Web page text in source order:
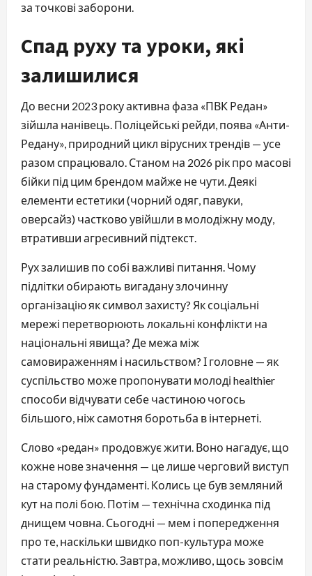
за точкові заборони.
Спад руху та уроки, які
залишилися
До весни 2023 року активна фаза «ПВК Редан»
зійшла нанівець. Поліцейські рейди, поява «Анти-
Редану», природний цикл вірусних трендів — усе
разом спрацювало. Станом на 2026 рік про масові
бійки під цим брендом майже не чути. Деякі
елементи естетики (чорний одяг, павуки,
оверсайз) частково увійшли в молодіжну моду,
втративши агресивний підтекст.
Рух залишив по собі важливі питання. Чому
підлітки обирають вигадану злочинну
організацію як символ захисту? Як соціальні
мережі перетворюють локальні конфлікти на
національні явища? Де межа між
самовираженням і насильством? І головне — як
суспільство може пропонувати молоді healthier
способи відчувати себе частиною чогось
більшого, ніж самотня боротьба в інтернеті.
Слово «редан» продовжує жити. Воно нагадує, що
кожне нове значення — це лише черговий виступ
на старому фундаменті. Колись це був земляний
кут на полі бою. Потім — технічна сходинка під
днищем човна. Сьогодні — мем і попередження
про те, наскільки швидко поп-культура може
стати реальністю. Завтра, можливо, щось зовсім